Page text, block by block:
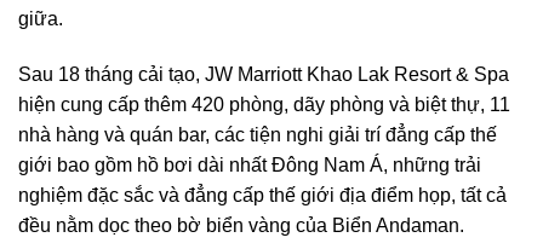
giữa.
Sau 18 tháng cải tạo, JW Marriott Khao Lak Resort & Spa
hiện cung cấp thêm 420 phòng, dãy phòng và biệt thự, 11
nhà hàng và quán bar, các tiện nghi giải trí đẳng cấp thế
giới bao gồm hồ bơi dài nhất Đông Nam Á, những trải
nghiệm đặc sắc và đẳng cấp thế giới địa điểm họp, tất cả
đều nằm dọc theo bờ biển vàng của Biển Andaman.